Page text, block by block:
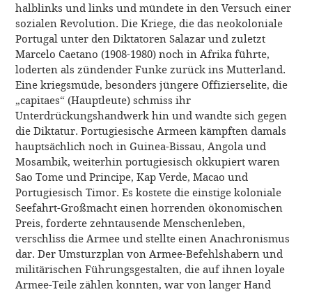
halblinks und links und mündete in den Versuch einer
sozialen Revolution. Die Kriege, die das neokoloniale
Portugal unter den Diktatoren Salazar und zuletzt
Marcelo Caetano (1908-1980) noch in Afrika führte,
loderten als zündender Funke zurück ins Mutterland.
Eine kriegsmüde, besonders jüngere Offizierselite, die
„capitaes“ (Hauptleute) schmiss ihr
Unterdrückungshandwerk hin und wandte sich gegen
die Diktatur. Portugiesische Armeen kämpften damals
hauptsächlich noch in Guinea-Bissau, Angola und
Mosambik, weiterhin portugiesisch okkupiert waren
Sao Tome und Principe, Kap Verde, Macao und
Portugiesisch Timor. Es kostete die einstige koloniale
Seefahrt-Großmacht einen horrenden ökonomischen
Preis, forderte zehntausende Menschenleben,
verschliss die Armee und stellte einen Anachronismus
dar. Der Umsturzplan von Armee-Befehlshabern und
militärischen Führungsgestalten, die auf ihnen loyale
Armee-Teile zählen konnten, war von langer Hand